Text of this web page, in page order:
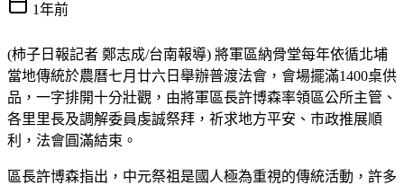
1年前
(柿子日報記者 鄭志成/台南報導) 將軍區納骨堂每年依循北埔
當地傳統於農曆七月廿六日舉辦普渡法會，會場擺滿1400桌供
品，一字排開十分壯觀，由將軍區長許博森率領區公所主管、
各里里長及調解委員虔誠祭拜，祈求地方平安、市政推展順
利，法會圓滿結束。
區長許博森指出，中元祭祖是國人極為重視的傳統活動，許多